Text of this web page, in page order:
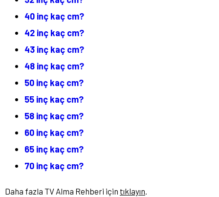
40 inç kaç cm?
42 inç kaç cm?
43 inç kaç cm?
48 inç kaç cm?
50 inç kaç cm?
55 inç kaç cm?
58 inç kaç cm?
60 inç kaç cm?
65 inç kaç cm?
70 inç kaç cm?
Daha fazla TV Alma Rehberi için tıklayın